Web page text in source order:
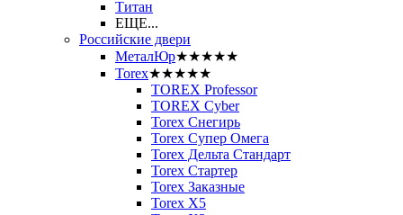
Титан
ЕЩЕ...
Российские двери
МеталЮр★★★★★
Torex★★★★★
TOREX Professor
TOREX Cyber
Torex Снегирь
Torex Супер Омега
Torex Дельта Стандарт
Torex Стартер
Torex Заказные
Torex Х5